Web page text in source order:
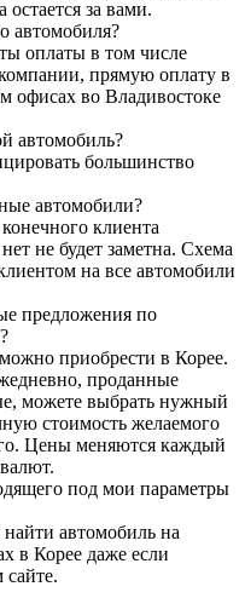
за вами.
автомобиля?
оплаты в том числе
прямую оплату в
во Владивостоке
автомобиль?
большинство
автомобили?
клиента
не будет заметна. Схема
на все автомобили
предложения по
приобрести в Корее.
проданные
можете выбрать нужный
стоимость желаемого
Цены меняются каждый
под мои параметры
автомобиль на
в Корее даже если